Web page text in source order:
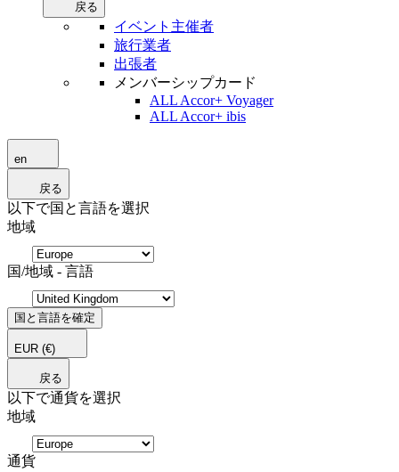
戻る
イベント主催者
旅行業者
出張者
メンバーシップカード
ALL Accor+ Voyager
ALL Accor+ ibis
en
戻る
以下で国と言語を選択
地域
国/地域 - 言語
国と言語を確定
EUR (€)
戻る
以下で通貨を選択
地域
通貨